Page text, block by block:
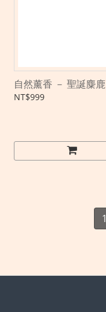
自然薰香 － 聖誕麋鹿
NT$999
1